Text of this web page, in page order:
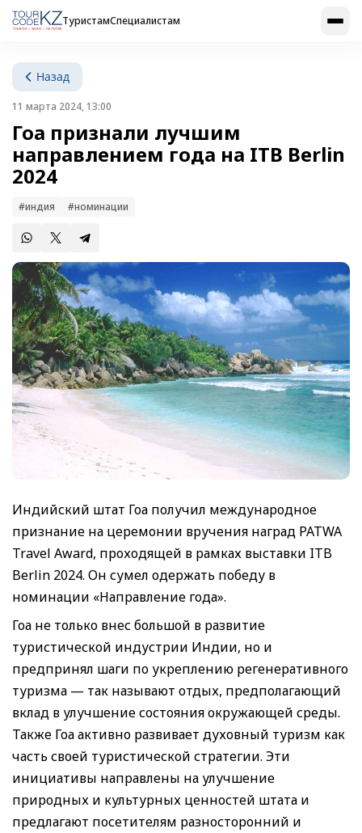
ТуристамСпециалистам
Назад
11 марта 2024, 13:00
Гоа признали лучшим
направлением года на ITB Berlin
2024
#индия #номинации
Индийский штат Гоа получил международное
признание на церемонии вручения наград PATWA
Travel Award, проходящей в рамках выставки ITB
Berlin 2024. Он сумел одержать победу в
номинации «Направление года».
Гоа не только внес большой в развитие
туристической индустрии Индии, но и
предпринял шаги по укреплению регенеративного
туризма — так называют отдых, предполагающий
вклад в улучшение состояния окружающей среды.
Также Гоа активно развивает духовный туризм как
часть своей туристической стратегии. Эти
инициативы направлены на улучшение
природных и культурных ценностей штата и
предлагают посетителям разносторонний и